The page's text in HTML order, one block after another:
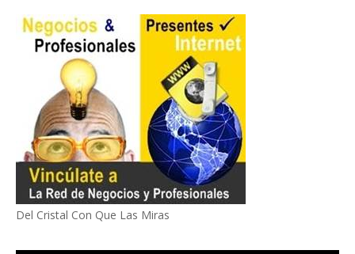
Del Cristal Con Que Las Miras